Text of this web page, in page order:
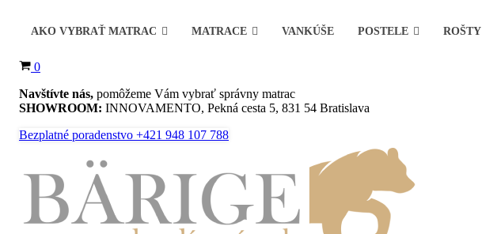
AKO VYBRAŤ MATRAC MATRACE VANKÚŠE POSTELE ROŠTY
Košík
0
Navštívte nás, pomôžeme Vám vybrať správny matrac
SHOWROOM: INNOVAMENTO, Pekná cesta 5, 831 54 Bratislava
Bezplatné poradenstvo +421 948 107 788